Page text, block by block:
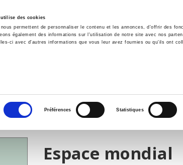
des cookies
nous permettent de personnaliser le contenu et les annonces, d'offrir des
également des informations sur l'utilisation de notre site avec nos
ci avec d'autres informations que vous leur avez fournies ou qu'ils ont
Préférences Statistiques
Accueil Environnement
Espace mondial